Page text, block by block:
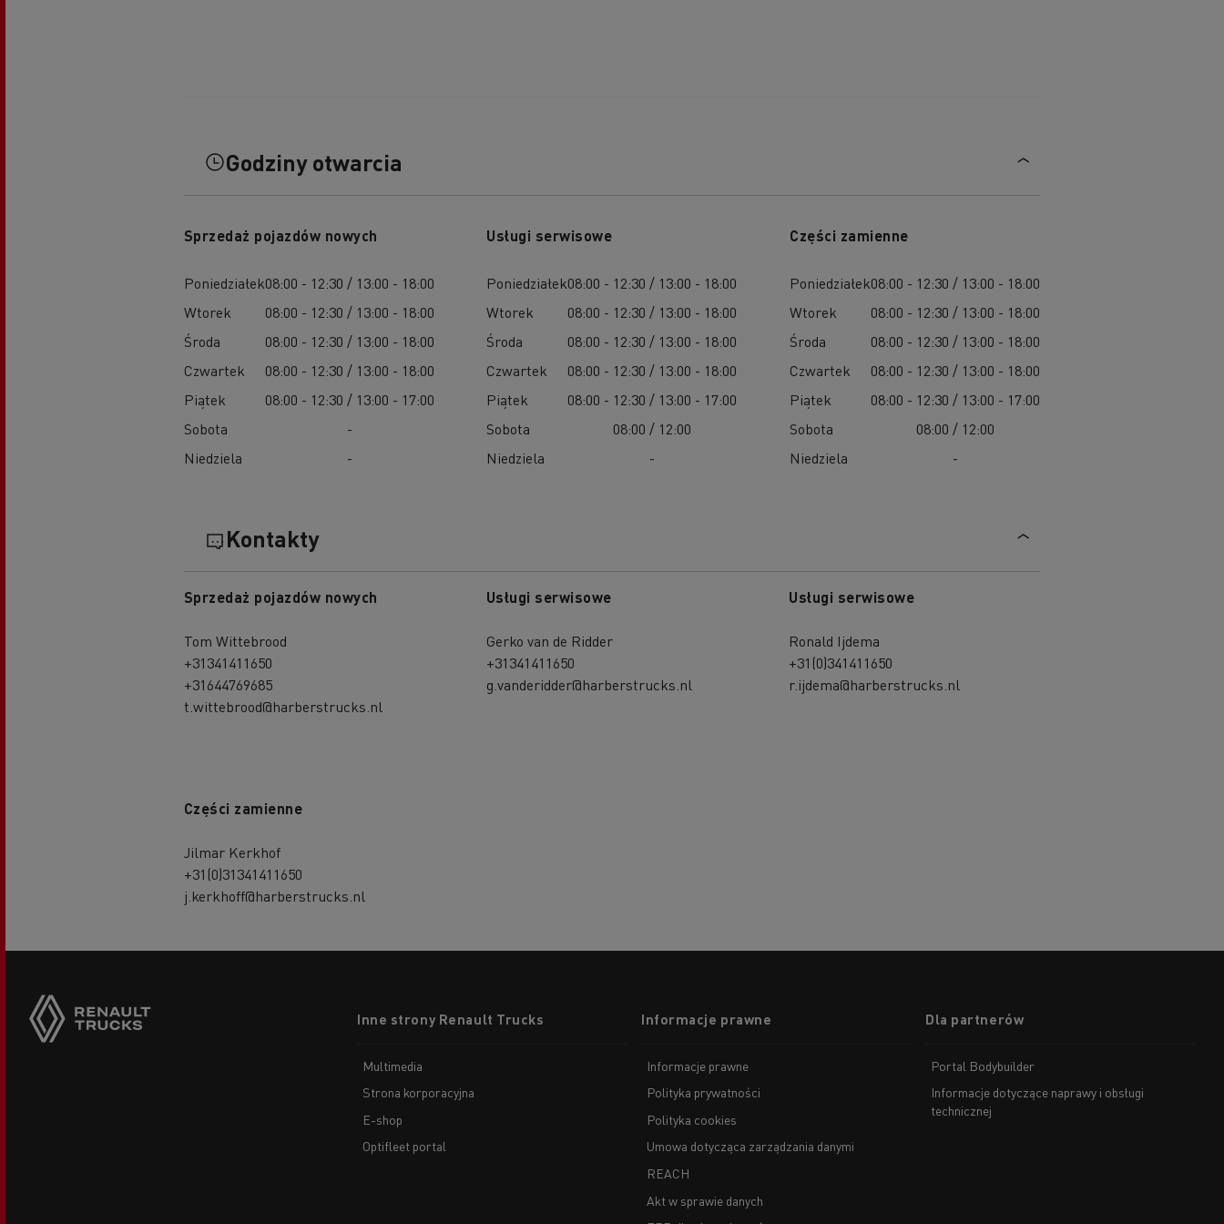
Godziny otwarcia
Sprzedaż pojazdów nowych
Poniedziałek08:00 - 12:30 / 13:00 - 18:00
Wtorek
08:00 - 12:30 / 13:00 - 18:00
Środa
08:00 - 12:30 / 13:00 - 18:00
Czwartek
08:00 - 12:30 / 13:00 - 18:00
Piątek
08:00 - 12:30 / 13:00 - 17:00
Sobota
-
Niedziela
-
Usługi serwisowe
Poniedziałek08:00 - 12:30 / 13:00 - 18:00
Wtorek
08:00 - 12:30 / 13:00 - 18:00
Środa
08:00 - 12:30 / 13:00 - 18:00
Czwartek
08:00 - 12:30 / 13:00 - 18:00
Piątek
08:00 - 12:30 / 13:00 - 17:00
Sobota
08:00 / 12:00
Niedziela
-
Części zamienne
Poniedziałek08:00 - 12:30 / 13:00 - 18:00
Wtorek
08:00 - 12:30 / 13:00 - 18:00
Środa
08:00 - 12:30 / 13:00 - 18:00
Czwartek
08:00 - 12:30 / 13:00 - 18:00
Piątek
08:00 - 12:30 / 13:00 - 17:00
Sobota
08:00 / 12:00
Niedziela
-
Kontakty
Sprzedaż pojazdów nowych
Tom Wittebrood
+31341411650
+31644769685
t.wittebrood@harberstrucks.nl
Usługi serwisowe
Gerko van de Ridder
+31341411650
g.vanderidder@harberstrucks.nl
Usługi serwisowe
Ronald Ijdema
+31(0)341411650
r.ijdema@harberstrucks.nl
Części zamienne
Jilmar Kerkhof
+31(0)31341411650
j.kerkhoff@harberstrucks.nl
menuInne strony Renault Trucks
Multimedia
Strona korporacyjna
E-shop
Optifleet portal
Informacje prawne
Informacje prawne
Polityka prywatności
Polityka cookies
Umowa dotycząca zarządzania danymi
REACH
Akt w sprawie danych
Dla partnerów
Portal Bodybuilder
Informacje dotyczące naprawy i obsługi
technicznej